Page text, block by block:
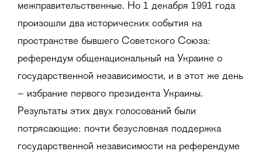
межправительственные. Но 1 декабря 1991 года
произошли два исторических события на
пространстве бывшего Советского Союза:
референдум общенациональный на Украине о
государственной независимости, и в этот же день
– избрание первого президента Украины.
Результаты этих двух голосований были
потрясающие: почти безусловная поддержка
государственной независимости на референдуме